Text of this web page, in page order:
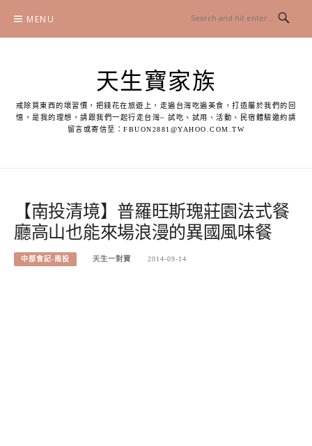
content
MENU
天生寶家族
戒除買東西的壞習慣，把錢花在旅遊上，走遍台灣吃遍美食，打造屬於我們的回
憶，是我的理想，請跟我們一起行走台灣~ 試吃、試用、活動、民宿體驗邀約請
留言或寄信至：FBUON2881@YAHOO.COM.TW
【南投清境】普羅旺斯瑰莊園法式餐
廳高山也能來場浪漫的異國風味餐
中部食記-南投 天生一對寶 2014-09-14